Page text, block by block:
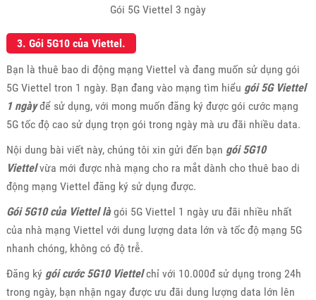
Gói 5G Viettel 3 ngày
3. Gói 5G10 của Viettel.
Bạn là thuê bao di động mạng Viettel và đang muốn sử dụng gói
5G Viettel tron 1 ngày. Bạn đang vào mạng tìm hiểu gói 5G Viettel
1 ngàyđể sử dụng, với mong muốn đăng ký được gói cước mạng
5G tốc độ cao sử dụng trọn gói trong ngày mà ưu đãi nhiều data.
Nội dung bài viết này, chúng tôi xin gửi đến bạn gói 5G10
Viettelvừa mới được nhà mạng cho ra mắt dành cho thuê bao di
động mạng Viettel đăng ký sử dụng được.
Gói 5G10 của Viettel làgói 5G Viettel 1 ngày ưu đãi nhiều nhất
của nhà mạng Viettel với dung lượng data lớn và tốc độ mạng 5G
nhanh chóng, không có độ trễ.
Đăng ký gói cước 5G10 Viettelchỉ với 10.000đ sử dụng trong 24h
trong ngày, bạn nhận ngay được ưu đãi dung lượng data lớn lên